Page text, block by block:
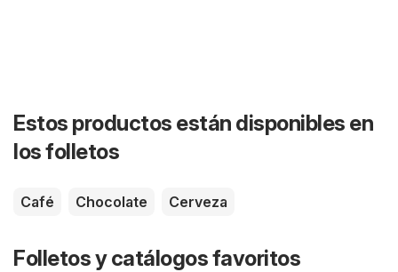
Estos productos están disponibles en
los folletos
Café Chocolate Cerveza
Folletos y catálogos favoritos